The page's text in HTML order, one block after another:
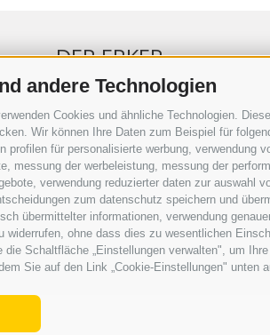
andere Technologien
Cookies und ähnliche Technologien.
Wir können Ihre Daten zum Beispiel für
profilen für personalisierte werbung,
messung der werbeleistung, messung der
verwendung reduzierter daten zur
zum datenschutz speichern und
übermittelter informationen, verwendung
ohne dass dies zu wesentlichen
Schaltfläche „Einstellungen verwalten", um
Sie auf den Link „Cookie-Einstellungen"
DER ERKER
WERBEN IM ERKER
ONLINE-WERBUNG
SEPA-DAUERAUFTRAG
REGELN LESERKOMMENTARE
ONLINE VOTING